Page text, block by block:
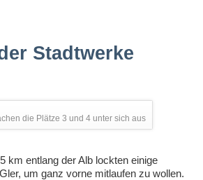
Stadtwerke
die Plätze 3 und 4 unter sich aus
km entlang der Alb lockten einige
um ganz vorne mitlaufen zu wollen.